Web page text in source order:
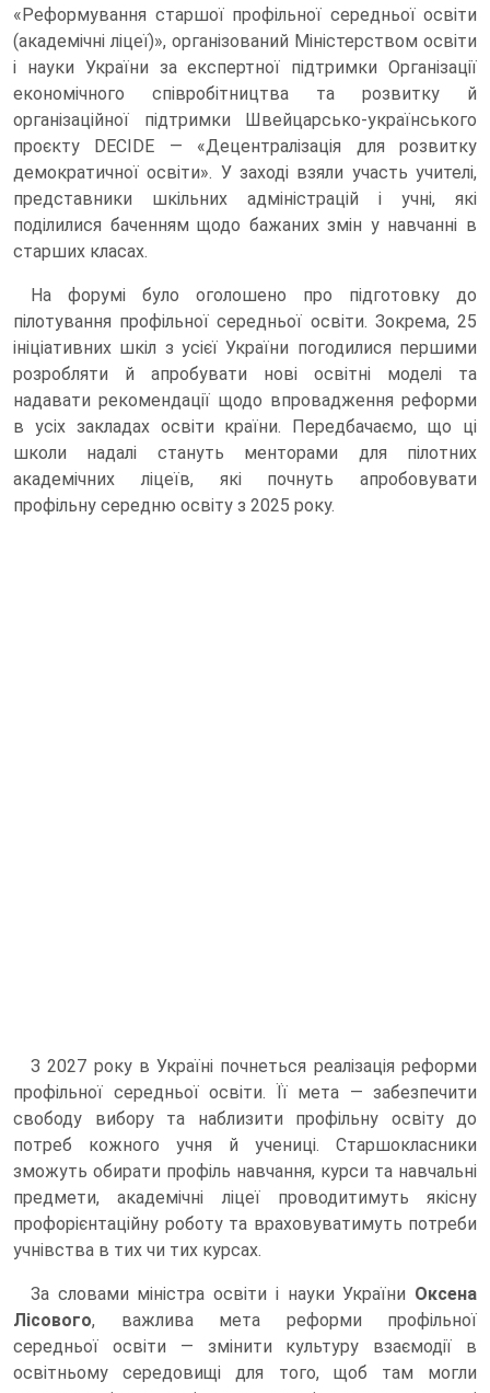
«Реформування старшої профільної середньої освіти
(академічні ліцеї)», організований Міністерством освіти
і науки України за експертної підтримки Організації
економічного співробітництва та розвитку й
організаційної підтримки Швейцарсько-українського
проєкту DECIDE — «Децентралізація для розвитку
демократичної освіти». У заході взяли участь учителі,
представники шкільних адміністрацій і учні, які
поділилися баченням щодо бажаних змін у навчанні в
старших класах.
На форумі було оголошено про підготовку до
пілотування профільної середньої освіти. Зокрема, 25
ініціативних шкіл з усієї України погодилися першими
розробляти й апробувати нові освітні моделі та
надавати рекомендації щодо впровадження реформи
в усіх закладах освіти країни. Передбачаємо, що ці
школи надалі стануть менторами для пілотних
академічних ліцеїв, які почнуть апробовувати
профільну середню освіту з 2025 року.
З 2027 року в Україні почнеться реалізація реформи
профільної середньої освіти. Її мета — забезпечити
свободу вибору та наблизити профільну освіту до
потреб кожного учня й учениці. Старшокласники
зможуть обирати профіль навчання, курси та навчальні
предмети, академічні ліцеї проводитимуть якісну
профорієнтаційну роботу та враховуватимуть потреби
учнівства в тих чи тих курсах.
За словами міністра освіти і науки України Оксена
Лісового, важлива мета реформи профільної
середньої освіти — змінити культуру взаємодії в
освітньому середовищі для того, щоб там могли